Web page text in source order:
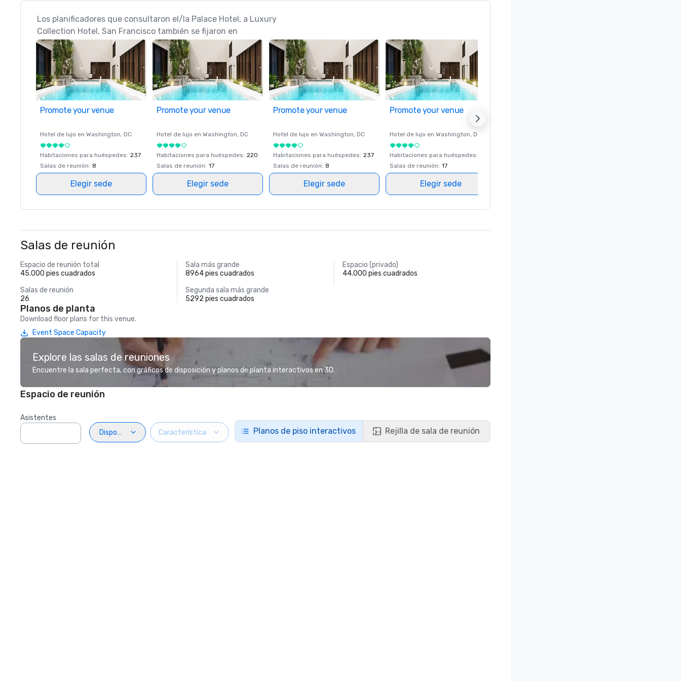
Los planificadores que consultaron el/la Palace Hotel, a Luxury
Collection Hotel, San Francisco también se fijaron en
Promote your venue
Hotel de lujo en Washington, DC
Habitaciones para huéspedes: 237
Salas de reunión: 8
Elegir sede
Promote your venue
Hotel de lujo en Washington, DC
Habitaciones para huéspedes: 220
Salas de reunión: 17
Elegir sede
Promote your venue
Hotel de lujo en Washington, DC
Habitaciones para huéspedes: 237
Salas de reunión: 8
Elegir sede
Promote your venue
Hotel de lujo en Washington, DC
Habitaciones para huéspedes:
Salas de reunión: 17
Elegir sede
Salas de reunión
Espacio de reunión total
45.000 pies cuadrados
Sala más grande
8964 pies cuadrados
Espacio (privado)
44.000 pies cuadrados
Salas de reunión
26
Segunda sala más grande
5292 pies cuadrados
Planos de planta
Download floor plans for this venue.
Event Space Capacity
Explore las salas de reuniones
Encuentre la sala perfecta, con gráficos de disposición y planos de planta interactivos en 3D.
Espacio de reunión
Asistentes
Disposiciön
Característica Planos de piso interactivos Rejilla de sala de reunión